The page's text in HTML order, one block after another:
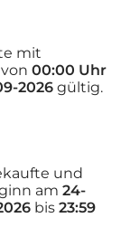
mit
00:00 Uhr
2026 gültig.
und
am 24-
bis 23:59